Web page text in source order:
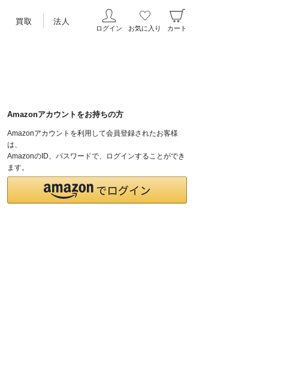
買取 法人
ログイン お気に入り カート
Amazonアカウントをお持ちの方
Amazonアカウントを利用して会員登録されたお客様
は、
AmazonのID、パスワードで、ログインすることができ
ます。